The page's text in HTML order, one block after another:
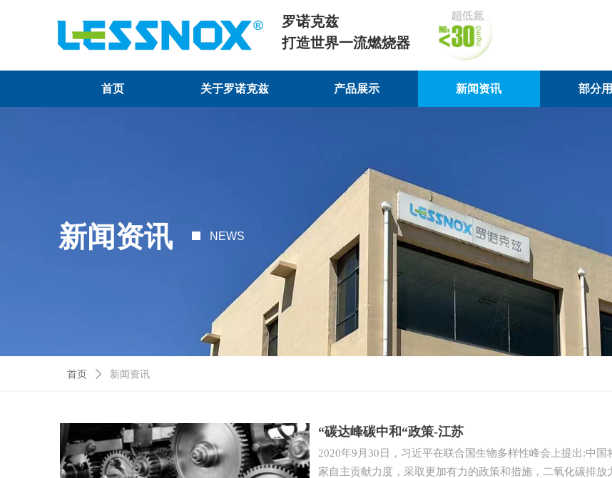
罗诺克兹
打造世界一流燃烧器
首页 关于罗诺克兹 产品展示 新闻资讯 部分
新闻资讯 NEWS
首页 ꄲ 新闻资讯
“碳达峰碳中和“政策-江苏
2020年9月30日，习近平在联合国生物多样性峰会上提出:中
家自主贡献力度，采取更加有力的政策和措施，二氧化碳排